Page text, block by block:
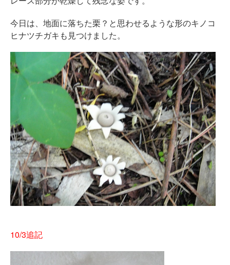
今日は、地面に落ちた栗？と思わせるような形のキノコ
ヒナツチガキも見つけました。
10/3追記